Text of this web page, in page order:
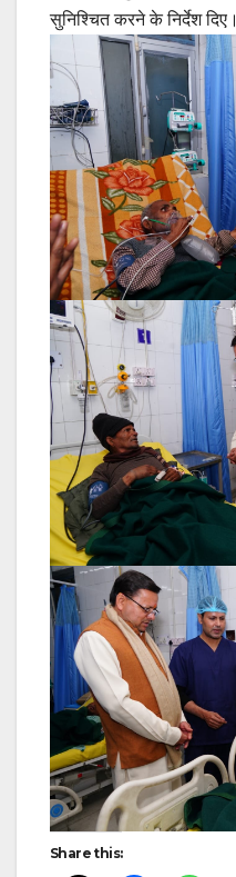
सुनिश्चित करने के निर्देश दिए।
Post
navigation
Share this: